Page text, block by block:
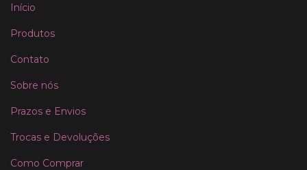
Início
Produtos
Contato
Sobre nós
Prazos e Envios
Trocas e Devoluções
Como Comprar